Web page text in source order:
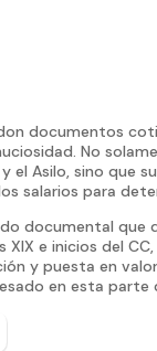
documentos
No
el Asilo, sino que
salarios para
documental que
XIX e inicios del
y puesta en
en esta parte